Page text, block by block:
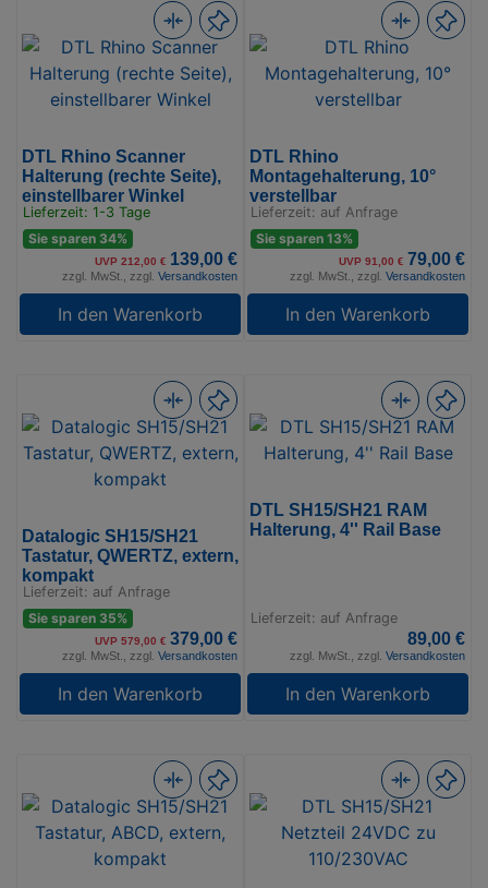
DTL Rhino Scanner
Halterung (rechte Seite),
einstellbarer Winkel
Lieferzeit: 1-3 Tage
Sie sparen 34%
UVP 212,00 € 139,00 €
zzgl. MwSt., zzgl. Versandkosten
In den Warenkorb
DTL Rhino
Montagehalterung, 10°
verstellbar
Lieferzeit: auf Anfrage
Sie sparen 13%
UVP 91,00 € 79,00 €
zzgl. MwSt., zzgl. Versandkosten
In den Warenkorb
Datalogic SH15/SH21
Tastatur, QWERTZ, extern,
kompakt
Lieferzeit: auf Anfrage
Sie sparen 35%
UVP 579,00 € 379,00 €
zzgl. MwSt., zzgl. Versandkosten
In den Warenkorb
DTL SH15/SH21 RAM
Halterung, 4'' Rail Base
Lieferzeit: auf Anfrage
89,00 €
zzgl. MwSt., zzgl. Versandkosten
In den Warenkorb